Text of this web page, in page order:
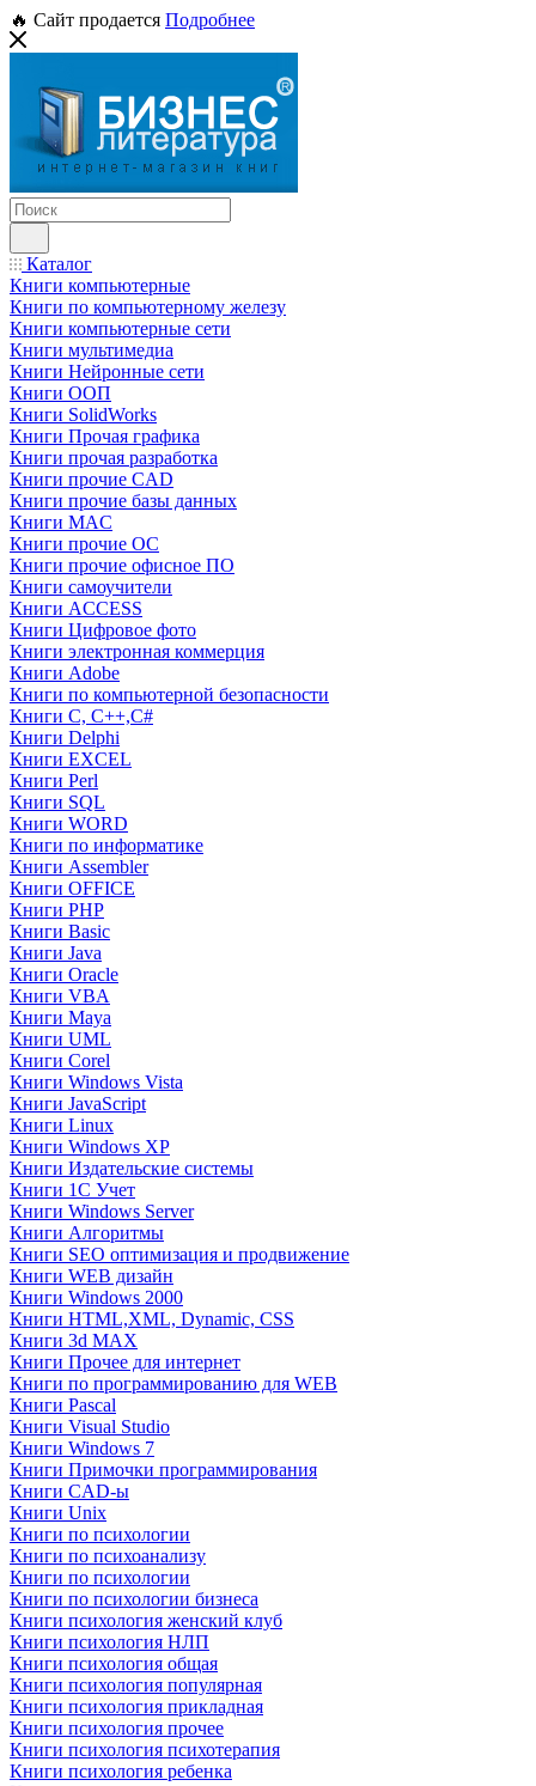
🔥 Сайт продается Подробнее
Каталог
Книги компьютерные
Книги по компьютерному железу
Книги компьютерные сети
Книги мультимедиа
Книги Нейронные сети
Книги ООП
Книги SolidWorks
Книги Прочая графика
Книги прочая разработка
Книги прочие CAD
Книги прочие базы данных
Книги MAC
Книги прочие ОС
Книги прочие офисное ПО
Книги самоучители
Книги ACCESS
Книги Цифровое фото
Книги электронная коммерция
Книги Adobe
Книги по компьютерной безопасности
Книги C, C++,С#
Книги Delphi
Книги EXCEL
Книги Perl
Книги SQL
Книги WORD
Книги по информатике
Книги Assembler
Книги OFFICE
Книги PHP
Книги Basic
Книги Java
Книги Oracle
Книги VBA
Книги Maya
Книги UML
Книги Corel
Книги Windows Vista
Книги JavaScript
Книги Linux
Книги Windows XP
Книги Издательские системы
Книги 1C Учет
Книги Windows Server
Книги Алгоритмы
Книги SEO оптимизация и продвижение
Книги WEB дизайн
Книги Windows 2000
Книги HTML,XML, Dynamic, CSS
Книги 3d MAX
Книги Прочее для интернет
Книги по программированию для WEB
Книги Pascal
Книги Visual Studio
Книги Windows 7
Книги Примочки программирования
Книги CAD-ы
Книги Unix
Книги по психологии
Книги по психоанализу
Книги по психологии
Книги по психологии бизнеса
Книги психология женский клуб
Книги психология НЛП
Книги психология общая
Книги психология популярная
Книги психология прикладная
Книги психология прочее
Книги психология психотерапия
Книги психология ребенка